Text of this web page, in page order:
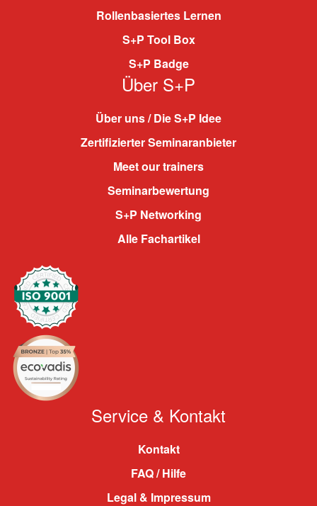
Rollenbasiertes Lernen
S+P Tool Box
S+P Badge
Über S+P
Über uns / Die S+P Idee
Zertifizierter Seminaranbieter
Meet our trainers
Seminarbewertung
S+P Networking
Alle Fachartikel
Service & Kontakt
Kontakt
FAQ / Hilfe
Legal & Impressum